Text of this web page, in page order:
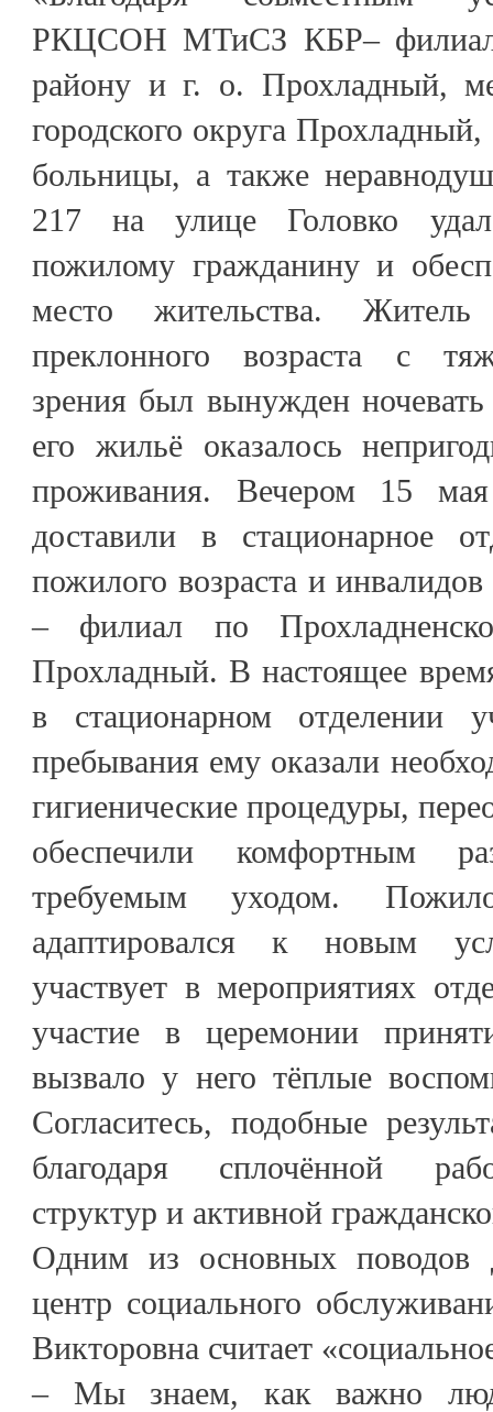
РКЦСОН МТиСЗ КБР– филиал
району и г. о. Прохладный,
городского округа
больницы, а также
217 на улице Головко
пожилому гражданину и
место жительства.
преклонного возраста с
зрения был вынужден
его жильё оказалось
проживания. Вечером 15
доставили в стационарное
пожилого возраста и
– филиал по
Прохладный. В настоящее
в стационарном отделении
пребывания ему оказали
гигиенические процедуры,
обеспечили комфортным
требуемым уходом.
адаптировался к новым
участвует в мероприятиях
участие в церемонии
вызвало у него тёплые
Согласитесь, подобные
благодаря сплочённой
структур и активной
Одним из основных поводов
центр социального
Викторовна считает
– Мы знаем, как важно